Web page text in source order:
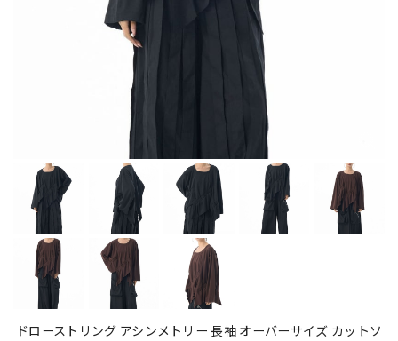
ドローストリング アシンメトリー 長袖 オーバーサイズ カットソ